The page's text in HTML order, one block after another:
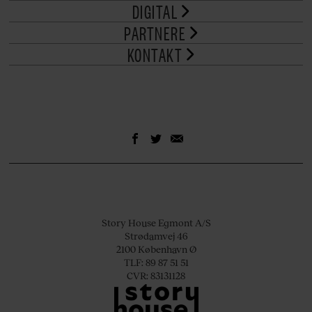
DIGITAL
PARTNERE
KONTAKT
Story House Egmont A/S
Strødamvej 46
2100 København Ø
TLF: 89 87 51 51
CVR: 83131128